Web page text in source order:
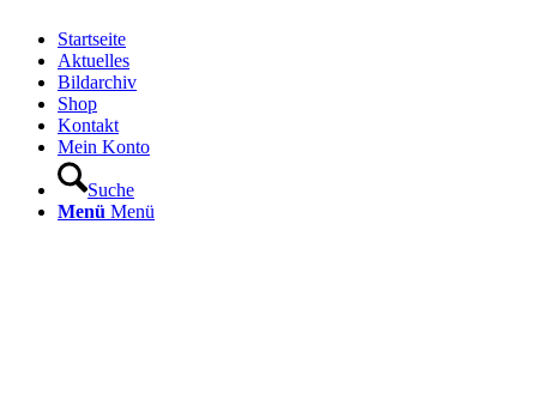
Startseite
Aktuelles
Bildarchiv
Shop
Kontakt
Mein Konto
Suche
Menü Menü